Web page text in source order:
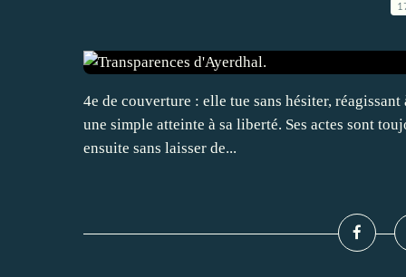
4e de couverture : elle tue sans hésiter,
une simple atteinte à sa liberté. Ses actes sont
ensuite sans laisser de...